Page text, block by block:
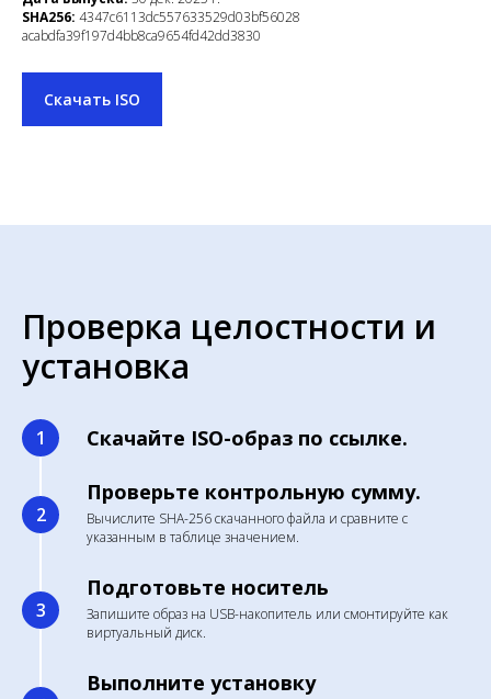
SHA256: 4347c6113dc557633529d03bf56028
acabdfa39f197d4bb8ca9654fd42dd3830
Скачать ISO
Проверка целостности и
установка
Скачайте ISO-образ по ссылке.
Проверьте контрольную сумму.
Вычислите SHA-256 скачанного файла и сравните с
указанным в таблице значением.
Подготовьте носитель
Запишите образ на USB-накопитель или смонтируйте как
виртуальный диск.
Выполните установку